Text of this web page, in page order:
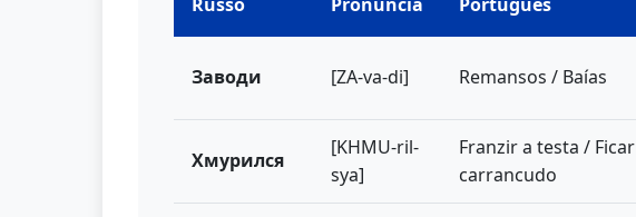
Заводи [ZA-va-di] Remansos / Baías
Хмурился
[KHMU-ril-
sya]
Franzir a testa / Ficar
carrancudo